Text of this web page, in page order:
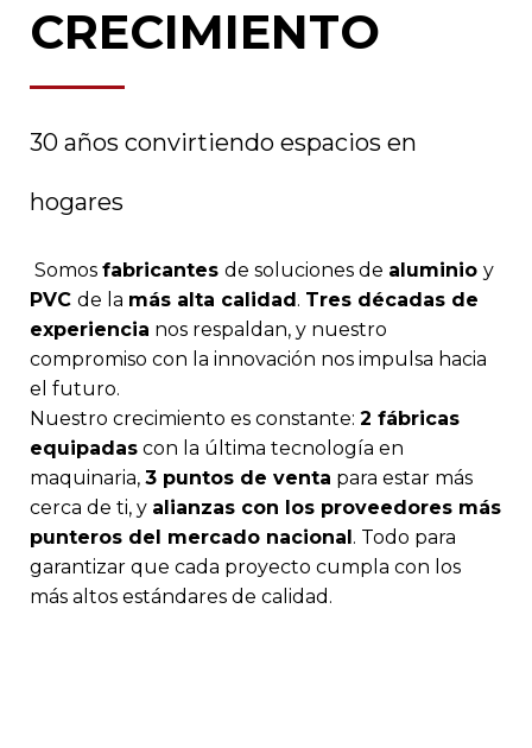
CRECIMIENTO
30 años convirtiendo espacios en
hogares
Somos fabricantes de soluciones de aluminio y
PVC de la más alta calidad. Tres décadas de
experiencia nos respaldan, y nuestro
compromiso con la innovación nos impulsa hacia
el futuro.
Nuestro crecimiento es constante: 2 fábricas
equipadas con la última tecnología en
maquinaria, 3 puntos de venta para estar más
cerca de ti, y alianzas con los proveedores más
punteros del mercado nacional. Todo para
garantizar que cada proyecto cumpla con los
más altos estándares de calidad.